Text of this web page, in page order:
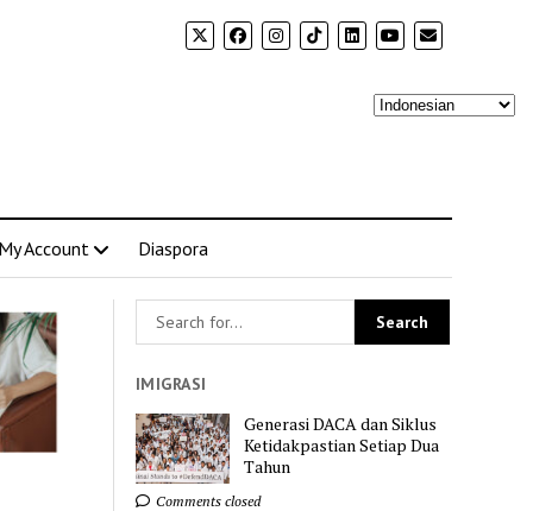
My Account Diaspora
IMIGRASI
Generasi DACA dan Siklus
Ketidakpastian Setiap Dua
Tahun
Comments closed